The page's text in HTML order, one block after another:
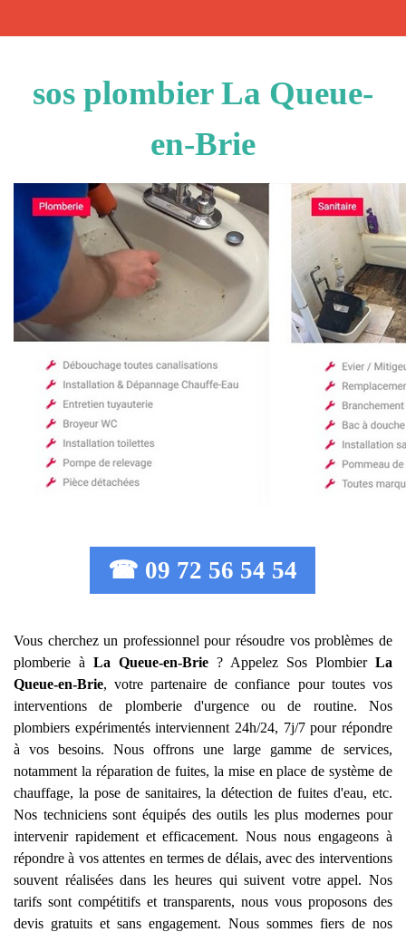
sos plombier La Queue-
en-Brie
☎ 09 72 56 54 54
Vous cherchez un professionnel pour résoudre vos problèmes de
plomberie à La Queue-en-Brie? Appelez Sos Plombier La
Queue-en-Brie, votre partenaire de confiance pour toutes vos
interventions de plomberie d'urgence ou de routine. Nos
plombiers expérimentés interviennent 24h/24, 7j/7 pour répondre
à vos besoins. Nous offrons une large gamme de services,
notamment la réparation de fuites, la mise en place de système de
chauffage, la pose de sanitaires, la détection de fuites d'eau, etc.
Nos techniciens sont équipés des outils les plus modernes pour
intervenir rapidement et efficacement. Nous nous engageons à
répondre à vos attentes en termes de délais, avec des interventions
souvent réalisées dans les heures qui suivent votre appel. Nos
tarifs sont compétitifs et transparents, nous vous proposons des
devis gratuits et sans engagement. Nous sommes fiers de nos